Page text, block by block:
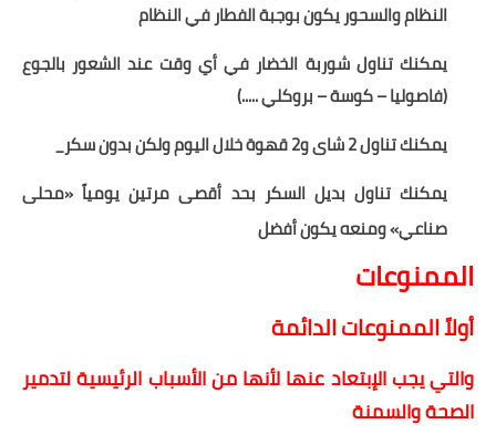
النظام والسحور يكون بوجبة الفطار في النظام
يمكنك تناول شوربة الخضار في أي وقت عند الشعور بالجوع
(فاصوليا – كوسة – بروكلي .....)
يمكنك تناول 2 شاى و2 قهوة خلال اليوم ولكن بدون سكر_
يمكنك تناول بديل السكر بحد أقصى مرتين يومياً «محلى
صناعي» ومنعه يكون أفضل
الممنوعات
أولاً الممنوعات الدائمة
والتي يجب الإبتعاد عنها لأنها من الأسباب الرئيسية لتدمير
الصحة والسمنة